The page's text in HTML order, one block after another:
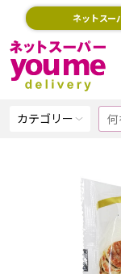
ネットスー
カテゴリー